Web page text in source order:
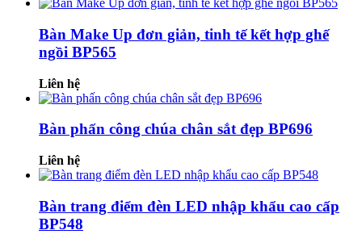
Bàn Make Up đơn giản, tinh tế kết hợp ghế
ngồi BP565
Liên hệ
Bàn phấn công chúa chân sắt đẹp BP696
Liên hệ
Bàn trang điểm đèn LED nhập khẩu cao cấp
BP548